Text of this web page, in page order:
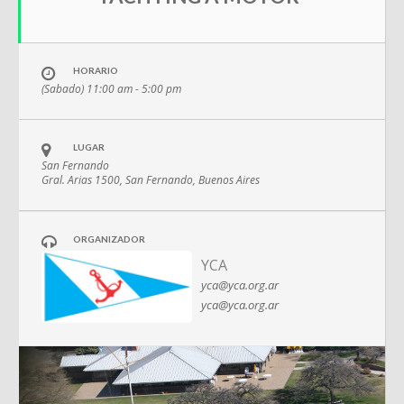
HORARIO
(Sabado) 11:00 am - 5:00 pm
LUGAR
San Fernando
Gral. Arias 1500, San Fernando, Buenos Aires
ORGANIZADOR
YCA
yca@yca.org.ar
yca@yca.org.ar